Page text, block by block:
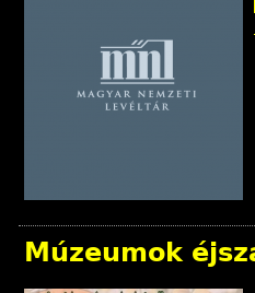
Múzeumok